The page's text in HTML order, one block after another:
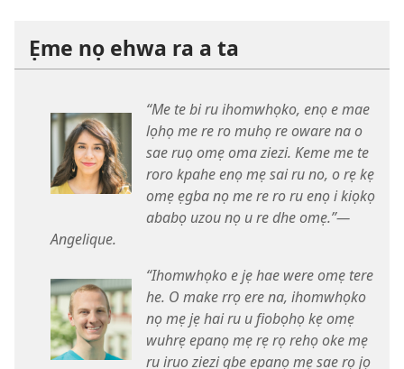
Ẹme nọ ehwa ra a ta
“Me te bi ru ihomwhọko, enọ e mae
lọhọ me re ro muhọ re oware na o
sae ruọ omẹ oma ziezi. Keme me te
roro kpahe enọ mẹ sai ru no, o rẹ kẹ
omẹ ẹgba nọ me re ro ru enọ i kiọkọ
ababọ uzou nọ u re dhe omẹ.”—
Angelique.
“Ihomwhọko e jẹ hae were omẹ tere
he. O make rrọ ere na, ihomwhọko
nọ mẹ jẹ hai ru u fiobọhọ kẹ omẹ
wuhrẹ epanọ mẹ rẹ rọ rehọ oke mẹ
ru iruo ziezi gbe epanọ mẹ sae rọ jọ